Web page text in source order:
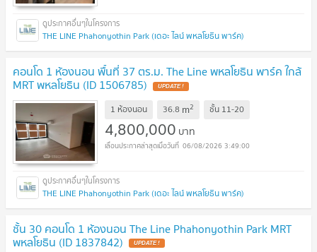
THE LINE Phahonyothin Park (เดอะ ไลน์ พหลโยธิน พาร์ค)
คอนโด 1 ห้องนอน พื้นที่ 37 ตร.ม. The Line พหลโยธิน พาร์ค ใกล้
MRT พหลโยธิน (ID 1506785) UPDATE !
1 ห้องนอน 36.8 m2 ชั้น 11-20
4,800,000 บาท
06/08/2026 3:49:00
THE LINE Phahonyothin Park (เดอะ ไลน์ พหลโยธิน พาร์ค)
ชั้น 30 คอนโด 1 ห้องนอน The Line Phahonyothin Park MRT
พหลโยธิน (ID 1837842) UPDATE !